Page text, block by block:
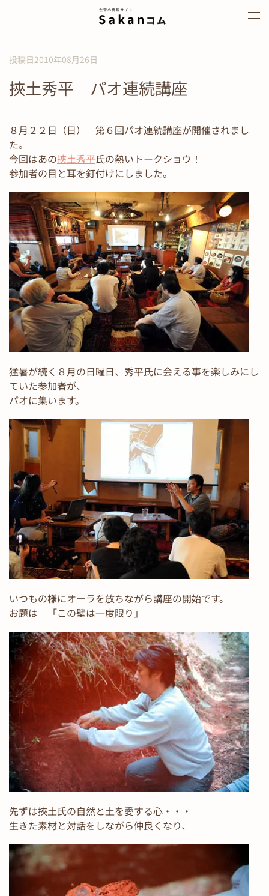
投稿日2010年08月26日
挾土秀平 パオ連続講座
８月２２日（日） 第６回パオ連続講座が開催されまし
た。
今回はあの挾土秀平氏の熱いトークショウ！
参加者の目と耳を釘付けにしました。
猛暑が続く８月の日曜日、秀平氏に会える事を楽しみにし
ていた参加者が、
パオに集います。
いつもの様にオーラを放ちながら講座の開始です。
お題は 「この壁は一度限り」
先ずは挾土氏の自然と土を愛する心・・・
生きた素材と対話をしながら仲良くなり、